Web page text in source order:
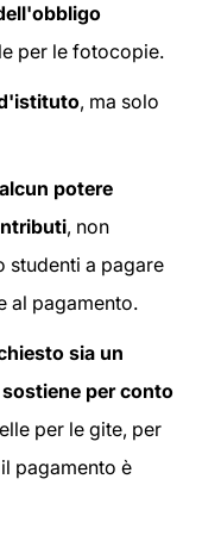
per le fotocopie.
, ma solo
potere
, non
studenti a pagare
al pagamento.
sia un
per conto
per le gite, per
pagamento è